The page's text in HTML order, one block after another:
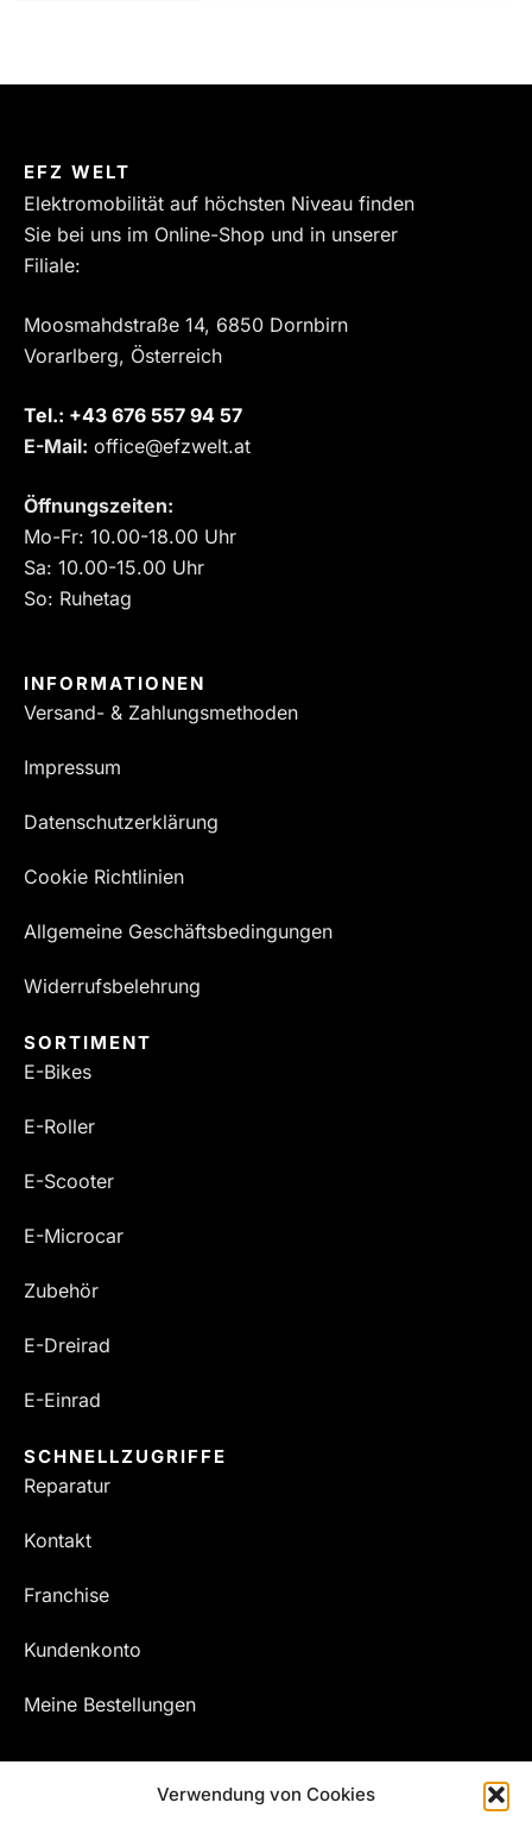
Verwendung von Cookies
EFZ WELT
Elektromobilität auf höchsten Niveau finden
Sie bei uns im Online-Shop und in unserer
Filiale:
Moosmahdstraße 14, 6850 Dornbirn
Vorarlberg, Österreich
Tel.: ‎+43 676 557 94 57
E-Mail: office@efzwelt.at
Öffnungszeiten:
Mo-Fr: 10.00-18.00 Uhr
Sa: 10.00-15.00 Uhr
So: Ruhetag
INFORMATIONEN
Versand- & Zahlungsmethoden
Impressum
Datenschutzerklärung
Cookie Richtlinien
Allgemeine Geschäftsbedingungen
Widerrufsbelehrung
SORTIMENT
E-Bikes
E-Roller
E-Scooter
E-Microcar
Zubehör
E-Dreirad
E-Einrad
SCHNELLZUGRIFFE
Reparatur
Kontakt
Franchise
Kundenkonto
Meine Bestellungen